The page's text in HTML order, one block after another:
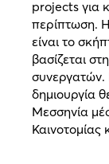
projects για
περίπτωση.
είναι το
βασίζεται
συνεργατών.
δημιουργία
Μεσσηνία
Καινοτομίας